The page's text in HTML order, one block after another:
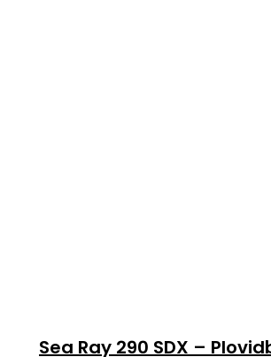
Sea Ray 290 SDX –